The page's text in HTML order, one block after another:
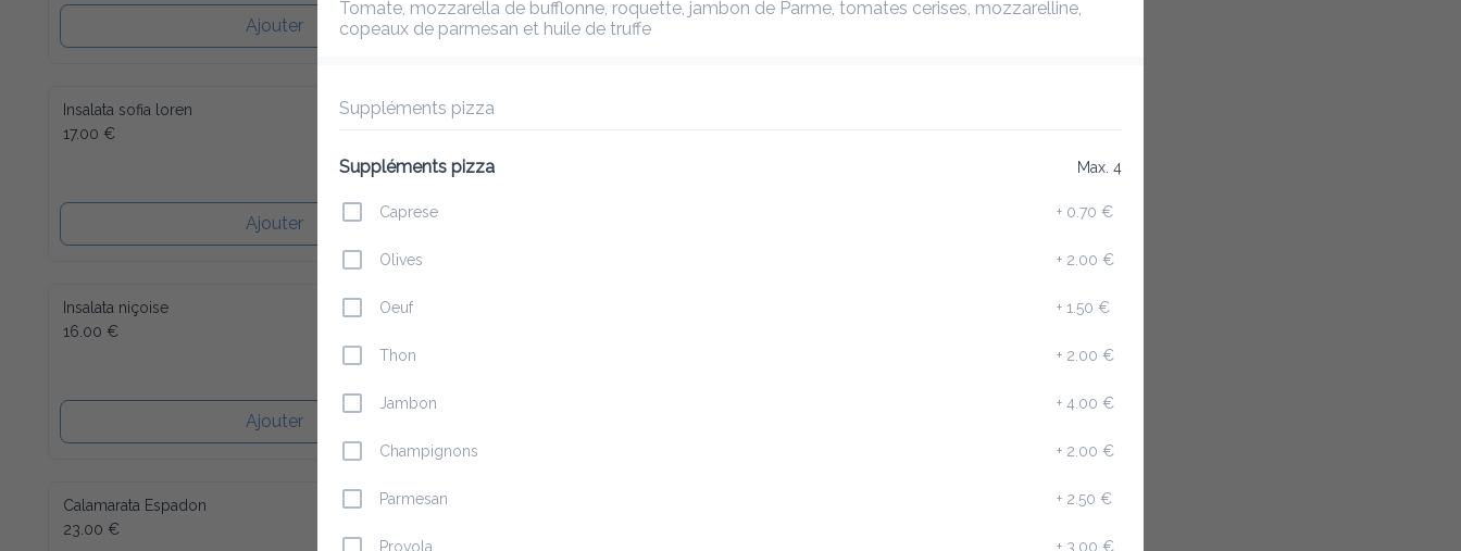
Ajouter
Insalata sofia loren
17.00 €
Ajouter
Insalata niçoise
16.00 €
Ajouter
Calamarata Espadon
23.00 €
Tomate, mozzarella de bufflonne, roquette, jambon de Parme, tomates cerises, mozzarelline, copeaux de parmesan
et huile de truffe
Suppléments pizza
Suppléments pizza Max. 4
Caprese +0.70 €
Olives +2.00 €
Oeuf +1.50 €
Thon +2.00 €
Jambon +4.00 €
Champignons +2.00 €
Parmesan +2.50 €
Provola +3.00 €